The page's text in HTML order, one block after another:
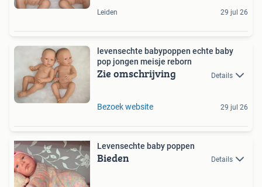
Leiden 29 jul 26
levensechte babypoppen echte baby
pop jongen meisje reborn
Zie omschrijving Details
Bezoek website 29 jul 26
Levensechte baby poppen
Bieden Details